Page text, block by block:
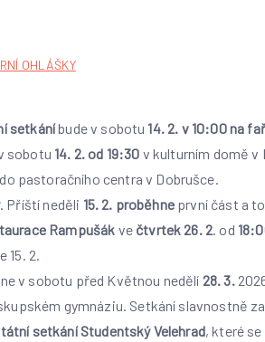
OHLÁŠKY
setkáníbude v sobotu 14. 2. v 10:00 na
sobotu 14. 2. od 19:30 v kulturním domě v
do pastoračního centra v Dobrušce.
. Příští neděli 15. 2. proběhneprvní část a to
Rampušák ve čtvrtek 26. 2. od
15. 2.
v sobotu před Květnou nedělí 28. 3.
gymnáziu. Setkání slavnostně
setkání Studentský Velehrad, které se